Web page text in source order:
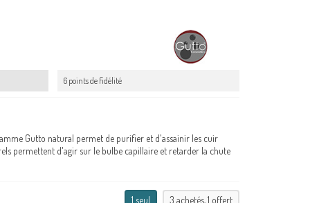
6 points de fidélité
Gutto natural permet de purifier et d'assainir les cuir
permettent d'agir sur le bulbe capillaire et retarder la chute
1 seul 3 achetés, 1 offert